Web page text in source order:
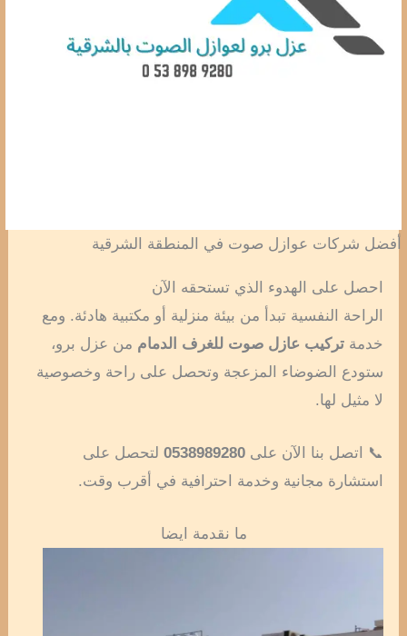
أفضل شركات عوازل صوت في المنطقة الشرقية
احصل على الهدوء الذي تستحقه الآن
الراحة النفسية تبدأ من بيئة منزلية أو مكتبية هادئة. ومع
خدمةتركيب عازل صوت للغرف الدمام من عزل برو،
ستودع الضوضاء المزعجة وتحصل على راحة وخصوصية
لا مثيل لها.
📞 اتصل بنا الآن على0538989280 لتحصل على
استشارة مجانية وخدمة احترافية في أقرب وقت.
ما نقدمة ايضا